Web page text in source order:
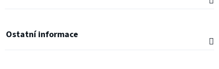
Ostatní informace